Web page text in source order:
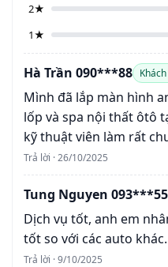
2★
1★
Hà Trần 090***88
Mình đã lắp màn hình
lốp và spa nội thất ôtô
kỹ thuật viên làm rất
Trả lời · 26/10/2025
Tung Nguyen 093***55
Dịch vụ tốt, anh em
tốt so với các auto khác.
Trả lời · 9/10/2025